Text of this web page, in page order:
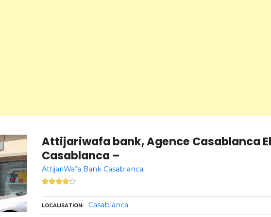
Attijariwafa bank, Agence Casablanca
Casablanca –
AttijariWafa Bank Casablanca
LOCALISATION Casablanca